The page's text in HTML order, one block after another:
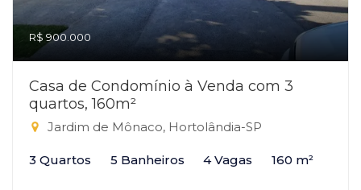
R$ 900.000
Casa de Condomínio à Venda com 3
quartos, 160m²
Jardim de Mônaco, Hortolândia-SP
3 Quartos 5 Banheiros 4 Vagas 160 m²